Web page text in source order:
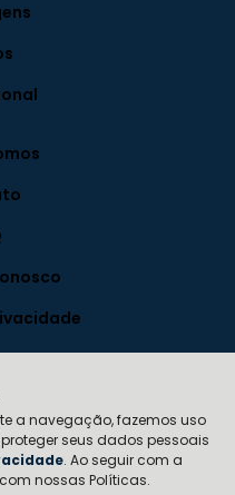
bem maior é a vida.
a navegação, fazemos uso
seus dados pessoais
. Ao seguir com a
nossas Políticas.